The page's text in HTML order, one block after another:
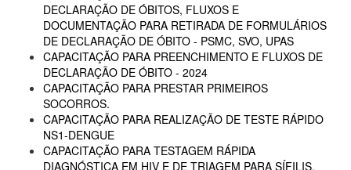
DECLARAÇÃO DE ÓBITOS, FLUXOS E
DOCUMENTAÇÃO PARA RETIRADA DE FORMULÁRIOS
DE DECLARAÇÃO DE ÓBITO - PSMC, SVO, UPAS
CAPACITAÇÃO PARA PREENCHIMENTO E FLUXOS DE
DECLARAÇÃO DE ÓBITO - 2024
CAPACITAÇÃO PARA PRESTAR PRIMEIROS
SOCORROS.
CAPACITAÇÃO PARA REALIZAÇÃO DE TESTE RÁPIDO
NS1-DENGUE
CAPACITAÇÃO PARA TESTAGEM RÁPIDA
DIAGNÓSTICA EM HIV E DE TRIAGEM PARA SÍFILIS,